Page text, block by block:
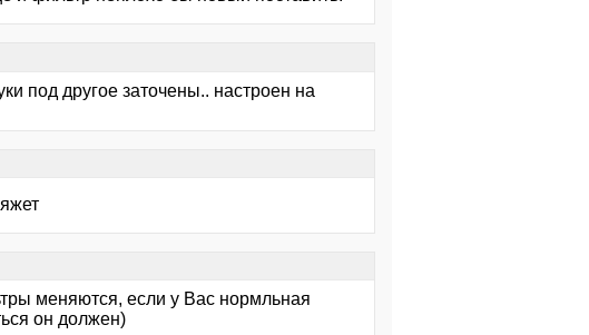
под другое заточены.. настроен на
меняются, если у Вас нормльная
он должен)